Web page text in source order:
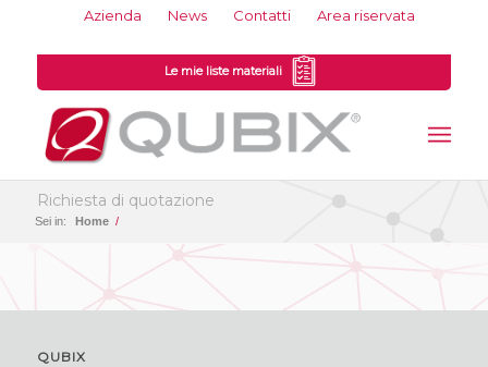
Azienda News Contatti Area riservata
Le mie liste materiali
Richiesta di quotazione
Sei in: Home /
QUBIX